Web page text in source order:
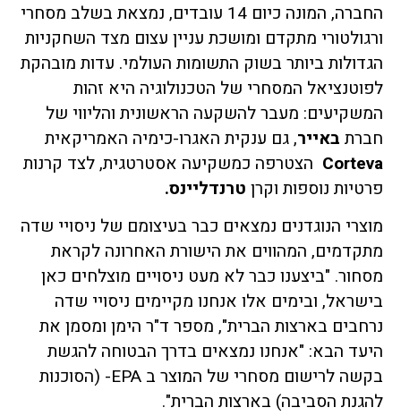
החברה, המונה כיום 14 עובדים, נמצאת בשלב מסחרי
ורגולטורי מתקדם ומושכת עניין עצום מצד השחקניות
הגדולות ביותר בשוק התשומות העולמי. עדות מובהקת
לפוטנציאל המסחרי של הטכנולוגיה היא זהות
המשקיעים: מעבר להשקעה הראשונית והליווי של
חברת באייר, גם ענקית האגרו-כימיה האמריקאית
Corteva הצטרפה כמשקיעה אסטרטגית, לצד קרנות
פרטיות נוספות וקרן טרנדליינס.
מוצרי הנוגדנים נמצאים כבר בעיצומם של ניסויי שדה
מתקדמים, המהווים את הישורת האחרונה לקראת
מסחור. "ביצענו כבר לא מעט ניסויים מוצלחים כאן
בישראל, ובימים אלו אנחנו מקיימים ניסויי שדה
נרחבים בארצות הברית", מספר ד"ר הימן ומסמן את
היעד הבא: "אנחנו נמצאים בדרך הבטוחה להגשת
בקשה לרישום מסחרי של המוצר ב EPA- (הסוכנות
להגנת הסביבה) בארצות הברית".